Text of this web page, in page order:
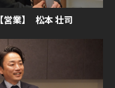
【営業】 松本 壮司